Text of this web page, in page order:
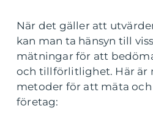
När det gäller att
kan man ta hänsyn till
mätningar för att
och tillförlitlighet. Här är
metoder för att mäta
företag: